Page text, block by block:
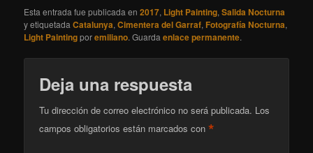
Esta entrada fue publicada en2017, Light Painting,Salida Nocturna
y etiquetadaCatalunya,Cimentera del Garraf, Fotografía Nocturna,
Light Paintingporemiliano. Guardaenlace permanente.
Deja una respuesta
Tu dirección de correo electrónico no será publicada. Los
campos obligatorios están marcados con*